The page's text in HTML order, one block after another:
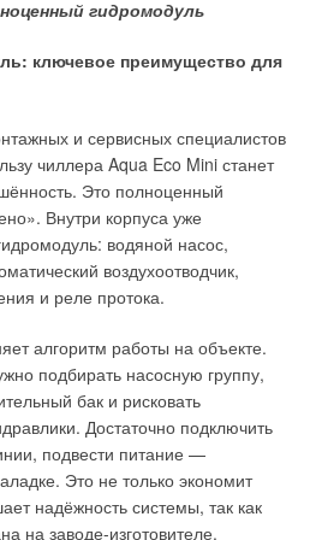
гидромодуль
ключевое преимущество для
и сервисных специалистов
чиллера Aqua Eco Mini станет
Это полноценный
Внутри корпуса уже
водяной насос,
воздухоотводчик,
и реле протока.
алгоритм работы на объекте.
подбирать насосную группу,
бак и рисковать
Достаточно подключить
подвести питание —
Это не только экономит
надёжность системы, так как
на заводе-изготовителе.
работу в режиме обогрева
воздуха до −1
источника тепла.
преимуществом стали шесть
Кондиционер способен
под нестабильное
актуально для частных
и помещений с нестабильным